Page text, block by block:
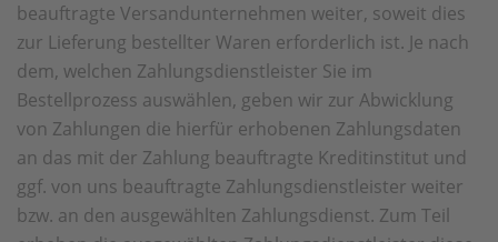
beauftragte Versandunternehmen weiter, soweit dies
zur Lieferung bestellter Waren erforderlich ist. Je nach
dem, welchen Zahlungsdienstleister Sie im
Bestellprozess auswählen, geben wir zur Abwicklung
von Zahlungen die hierfür erhobenen Zahlungsdaten
an das mit der Zahlung beauftragte Kreditinstitut und
ggf. von uns beauftragte Zahlungsdienstleister weiter
bzw. an den ausgewählten Zahlungsdienst. Zum Teil